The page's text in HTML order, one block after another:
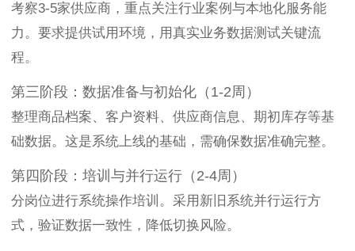
考察3-5家供应商，重点关注行业案例与本地化服务能
力。要求提供试用环境，用真实业务数据测试关键流
程。
第三阶段：数据准备与初始化（1-2周）
整理商品档案、客户资料、供应商信息、期初库存等基
础数据。这是系统上线的基础，需确保数据准确完整。
第四阶段：培训与并行运行（2-4周）
分岗位进行系统操作培训。采用新旧系统并行运行方
式，验证数据一致性，降低切换风险。